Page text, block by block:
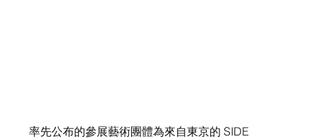
率先公布的參展藝術團體為來自東京的 SIDE